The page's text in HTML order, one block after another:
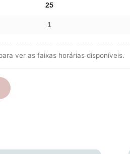
25
1
ver as faixas horárias disponíveis.